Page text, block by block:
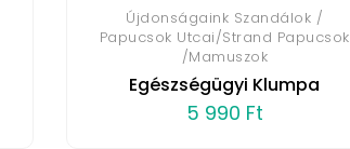
Újdonságaink Szandálok /
Papucsok Utcai/Strand Papucsok
/Mamuszok
Egészségügyi Klumpa
5 990 Ft